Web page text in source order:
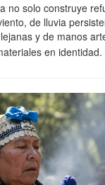
no solo construye
de lluvia
y de manos
en identidad.